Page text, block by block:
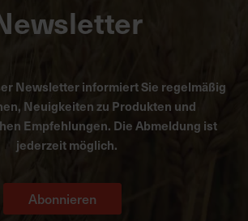
Newsletter informiert Sie regelmäßig
Neuigkeiten zu Produkten und
Empfehlungen. Die Abmeldung ist
jederzeit möglich.
Abonnieren